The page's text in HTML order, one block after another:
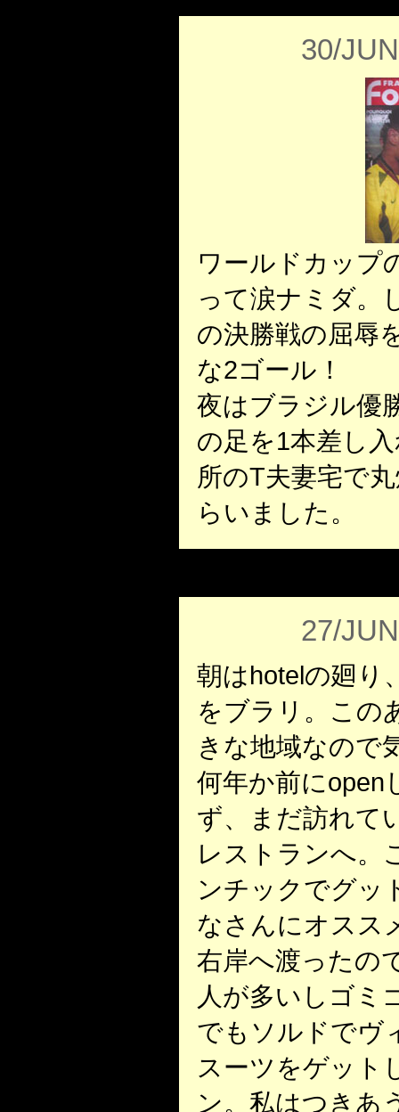
30/
ワールドカップ
って涙ナミダ。
の決勝戦の屈辱
な2ゴール！
夜はブラジル優
の足を1本差し
所のT夫妻宅で
らいました。
27/
朝はhotelの廻り
をブラリ。この
きな地域なので
何年か前にopen
ず、まだ訪れて
レストランへ。
ンチックでグッ
なさんにオスス
右岸へ渡ったの
人が多いしゴミ
でもソルドでヴ
スーツをゲット
ン。私はつきあ